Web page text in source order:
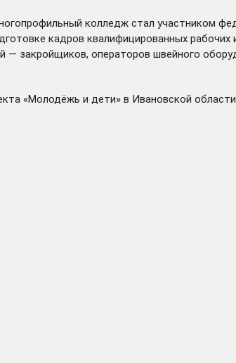
колледж стал участником
кадров квалифицированных
закройщиков, операторов швейного
«Молодёжь и дети» в Ивановской